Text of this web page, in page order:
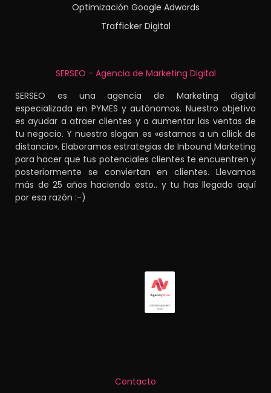
Optimización Google Adwords
Trafficker Digital
SERSEO - Agencia de Marketing Digital
SERSEO es una agencia de Marketing digital
especializada en PYMES y autónomos. Nuestro objetivo
es ayudar a atraer clientes y a aumentar las ventas de
tu negocio. Y nuestro slogan es «estamos a un cllick de
distancia». Elaboramos estrategias de Inbound Marketing
para hacer que tus potenciales clientes te encuentren y
posteriormente se conviertan en clientes. Llevamos
más de 25 años haciendo esto.. y tu has llegado aquí
por esa razón :-)
Contacto